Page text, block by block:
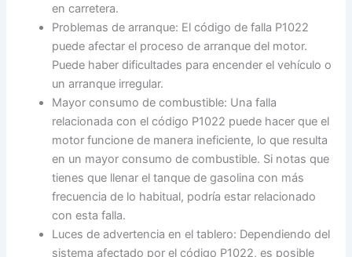
en carretera.
Problemas de arranque: El código de falla P1022
puede afectar el proceso de arranque del motor.
Puede haber dificultades para encender el vehículo o
un arranque irregular.
Mayor consumo de combustible: Una falla
relacionada con el código P1022 puede hacer que el
motor funcione de manera ineficiente, lo que resulta
en un mayor consumo de combustible. Si notas que
tienes que llenar el tanque de gasolina con más
frecuencia de lo habitual, podría estar relacionado
con esta falla.
Luces de advertencia en el tablero: Dependiendo del
sistema afectado por el código P1022, es posible